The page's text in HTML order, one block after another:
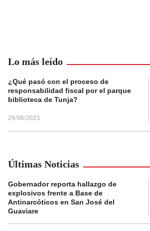
Lo más leído
¿Qué pasó con el proceso de
responsabilidad fiscal por el parque
biblioteca de Tunja?
29/08/2023
Últimas Noticias
Gobernador reporta hallazgo de
explosivos frente a Base de
Antinarcóticos en San José del
Guaviare